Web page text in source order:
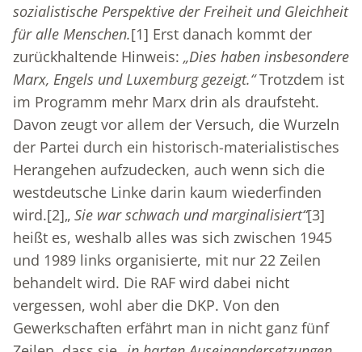
sozialistische Perspektive der Freiheit und Gleichheit
für alle Menschen.[1] Erst danach kommt der
zurückhaltende Hinweis: „Dies haben insbesondere
Marx, Engels und Luxemburg gezeigt.“Trotzdem ist
im Programm mehr Marx drin als draufsteht.
Davon zeugt vor allem der Versuch, die Wurzeln
der Partei durch ein historisch-materialistisches
Herangehen aufzudecken, auch wenn sich die
westdeutsche Linke darin kaum wiederfinden
wird.[2]„ Sie war schwach und marginalisiert“[3]
heißt es, weshalb alles was sich zwischen 1945
und 1989 links organisierte, mit nur 22 Zeilen
behandelt wird. Die RAF wird dabei nicht
vergessen, wohl aber die DKP. Von den
Gewerkschaften erfährt man in nicht ganz fünf